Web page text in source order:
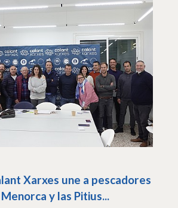
Xarxes une a pescadores
y las Pitius...